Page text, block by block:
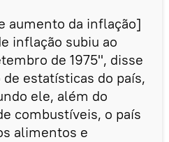
aumento da inflação]
inflação subiu ao
de 1975", disse
estatísticas do país,
ele, além do
combustíveis, o país
alimentos e